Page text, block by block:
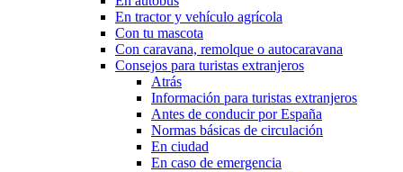
En tractor y vehículo agrícola
Con tu mascota
Con caravana, remolque o autocaravana
Consejos para turistas extranjeros
Atrás
Información para turistas extranjeros
Antes de conducir por España
Normas básicas de circulación
En ciudad
En caso de emergencia